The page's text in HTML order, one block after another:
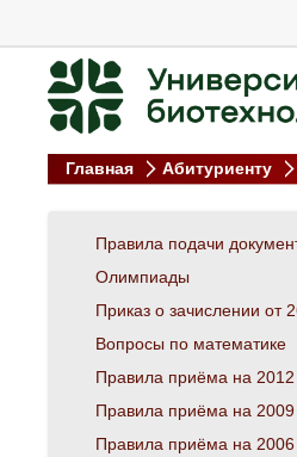
Главная Абитуриенту
Правила подачи
Олимпиады
Вопросы по математике
Правила приёма на 2012
Правила приёма на 2009
Правила приёма на 2006